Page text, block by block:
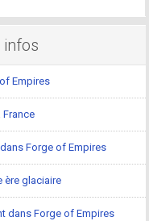
infos
Empires
France
Forge of Empires
ère glaciaire
dans Forge of Empires